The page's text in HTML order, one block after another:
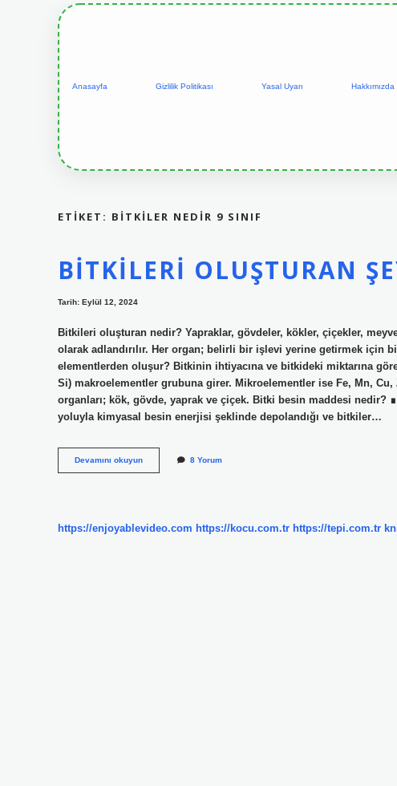
Anasayfa Gizlilik Politikası Yasal Uyarı Hakkımızda
ETIKET: BITKILER NEDIR 9 SINIF
BITKILERI OLUŞTURAN
Tarih: Eylül 12, 2024
Bitkileri oluşturan nedir? Yapraklar, gövdeler, kökler, çiçekler,
olarak adlandırılır. Her organ; belirli bir işlevi yerine getirmek için
elementlerden oluşur? Bitkinin ihtiyacına ve bitkideki miktarına
Si) makroelementler grubuna girer. Mikroelementler ise Fe, Mn,
organları; kök, gövde, yaprak ve çiçek. Bitki besin maddesi nedir?
yoluyla kimyasal besin enerjisi şeklinde depolandığı ve bitkiler…
Devamını okuyunBitkileri
Oluşturan
8 Yorum
https://enjoyablevideo.com https://kocu.com.tr https://tepi.com.tr